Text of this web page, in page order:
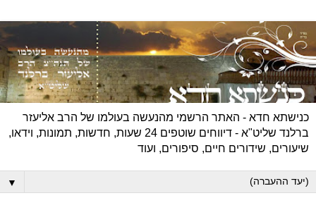
כנישתא חדא - האתר הרשמי מהנעשה בעולמו של הרב אליעזר
ברלנד שליט"א - דיווחים שוטפים 24 שעות, חדשות, תמונות, וידאו,
שיעורים, שידורים חיים, סיפורים, ועוד
▼